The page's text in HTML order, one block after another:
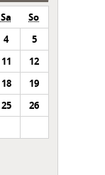
Sa
So
4
5
11
12
18
19
25
26